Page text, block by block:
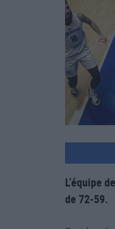
L’équipe
de 72-59.